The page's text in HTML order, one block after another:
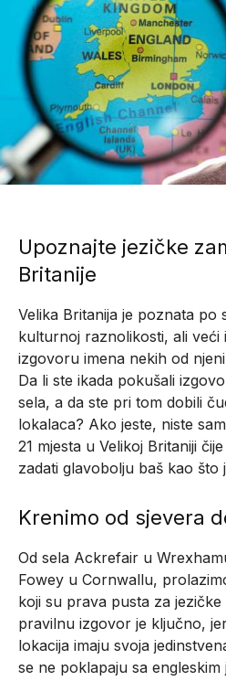
Upoznajte jezičke
Britanije
Velika Britanija je poznata po
kulturnoj raznolikosti, ali veći
izgovoru imena nekih od
Da li ste ikada pokušali
sela, a da ste pri tom dobili
lokalaca? Ako jeste, niste
21 mjesta u Velikoj Britaniji
zadati glavobolju baš kao što
Krenimo od sjevera
Od sela Ackrefair u
Fowey u Cornwallu,
koji su prava pusta za
pravilnu izgovor je ključno,
lokacija imaju svoja
se ne poklapaju sa engleskim